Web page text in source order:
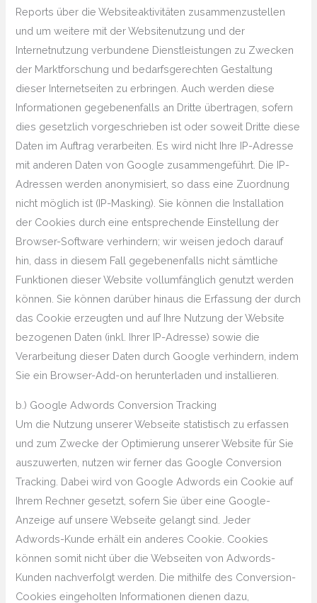
Reports über die Websiteaktivitäten zusammenzustellen
und um weitere mit der Websitenutzung und der
Internetnutzung verbundene Dienstleistungen zu Zwecken
der Marktforschung und bedarfsgerechten Gestaltung
dieser Internetseiten zu erbringen. Auch werden diese
Informationen gegebenenfalls an Dritte übertragen, sofern
dies gesetzlich vorgeschrieben ist oder soweit Dritte diese
Daten im Auftrag verarbeiten. Es wird nicht Ihre IP-Adresse
mit anderen Daten von Google zusammengeführt. Die IP-
Adressen werden anonymisiert, so dass eine Zuordnung
nicht möglich ist (IP-Masking). Sie können die Installation
der Cookies durch eine entsprechende Einstellung der
Browser-Software verhindern; wir weisen jedoch darauf
hin, dass in diesem Fall gegebenenfalls nicht sämtliche
Funktionen dieser Website vollumfänglich genutzt werden
können. Sie können darüber hinaus die Erfassung der durch
das Cookie erzeugten und auf Ihre Nutzung der Website
bezogenen Daten (inkl. Ihrer IP-Adresse) sowie die
Verarbeitung dieser Daten durch Google verhindern, indem
Sie ein Browser-Add-on herunterladen und installieren.
b.) Google Adwords Conversion Tracking
Um die Nutzung unserer Webseite statistisch zu erfassen
und zum Zwecke der Optimierung unserer Website für Sie
auszuwerten, nutzen wir ferner das Google Conversion
Tracking. Dabei wird von Google Adwords ein Cookie auf
Ihrem Rechner gesetzt, sofern Sie über eine Google-
Anzeige auf unsere Webseite gelangt sind. Jeder
Adwords-Kunde erhält ein anderes Cookie. Cookies
können somit nicht über die Webseiten von Adwords-
Kunden nachverfolgt werden. Die mithilfe des Conversion-
Cookies eingeholten Informationen dienen dazu,